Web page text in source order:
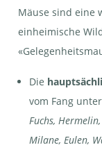
Mäuse sind eine
einheimische
Die
vom Fang
Fuchs,
Milane, Eulen,